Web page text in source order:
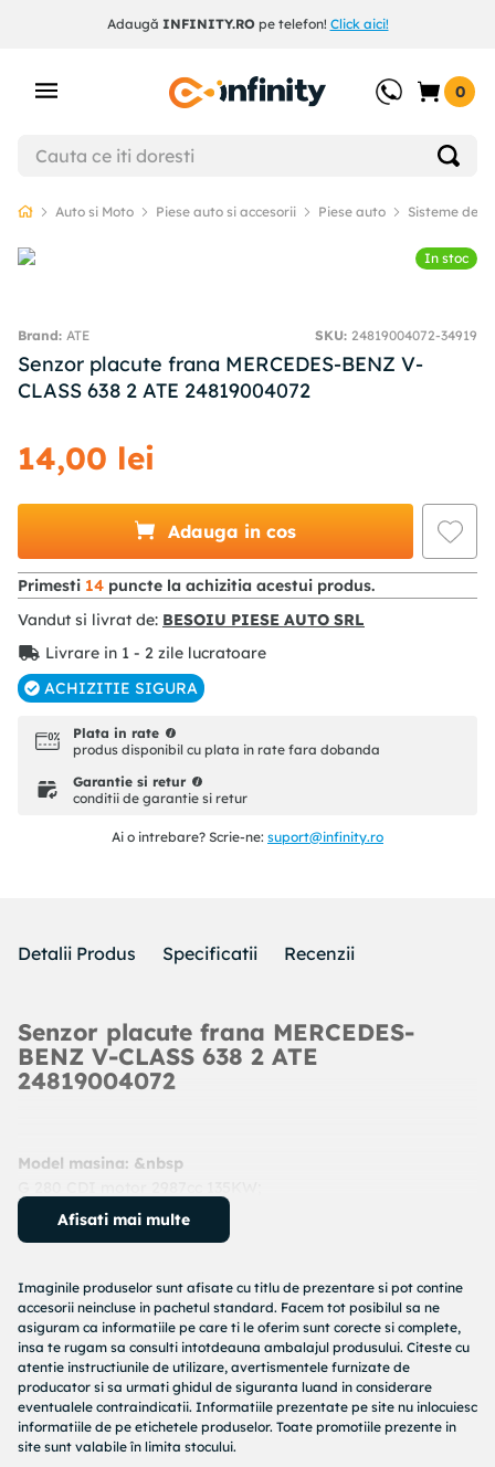
Adaugă INFINITY.ROpe telefon! Click aici!
0
Auto si Moto Piese auto si accesorii Piese auto Sisteme de
In stoc
ATE SKU: 24819004072-34919
Senzor placute frana MERCEDES-BENZ V-
CLASS 638 2 ATE 24819004072
14,00 lei
Adauga in cos
Primesti 14 puncte la achizitia acestui produs.
Vandut si livrat de: BESOIU PIESE AUTO SRL
Livrare in 1 - 2 zile lucratoare
ACHIZITIE SIGURA
Plata in rate
produs disponibil cu plata in rate fara dobanda
Garantie si retur
conditii de garantie si retur
Ai o intrebare? Scrie-ne: suport@infinity.ro
Detalii Produs Specificatii Recenzii
Senzor placute frana MERCEDES-
BENZ V-CLASS 638 2 ATE
24819004072
Model masina: &nbsp
G 350 CDI motor 2987cc 155KW;
G 350 CDI motor 2987cc 155KW;
210 D motor 2874cc 75KW;
208 D motor 2299cc 58KW;
310 D 4x4 motor 2874cc 75KW;
310 D 2.9 motor 2874cc 75KW;
308 D 2.3 motor 2299cc 60KW;
416 CDI motor 2685cc 115KW;
414 motor 2295cc 105KW;
412 D 4x4 motor 2874cc 90KW;
Afisati mai multe
Imaginile produselor sunt afisate cu titlu de prezentare si pot contine
accesorii neincluse in pachetul standard. Facem tot posibilul sa ne
asiguram ca informatiile pe care ti le oferim sunt corecte si complete,
insa te rugam sa consulti intotdeauna ambalajul produsului. Citeste cu
atentie instructiunile de utilizare, avertismentele furnizate de
producator si sa urmati ghidul de siguranta luand in considerare
eventualele contraindicatii. Informatiile prezentate pe site nu inlocuiesc
informatiile de pe etichetele produselor. Toate promotiile prezente in
site sunt valabile în limita stocului.